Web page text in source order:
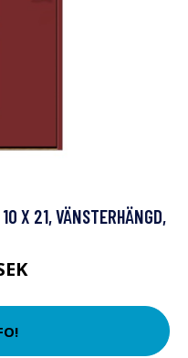
X 21, VÄNSTERHÄNGD,